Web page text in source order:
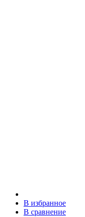
В избранное
В сравнение